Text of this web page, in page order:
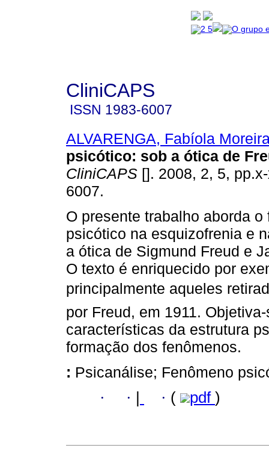
CliniCAPS
ISSN 1983-6007
ALVARENGA, Fabíola
psicótico: sob a ótica de
CliniCAPS []. 2008, 2, 5,
6007.
O presente trabalho aborda o
psicótico na esquizofrenia e
a ótica de Sigmund Freud e
O texto é enriquecido por
principalmente aqueles
por Freud, em 1911.
características da estrutura
formação dos fenômenos.
: Psicanálise; Fenômeno
· · · ( pdf )